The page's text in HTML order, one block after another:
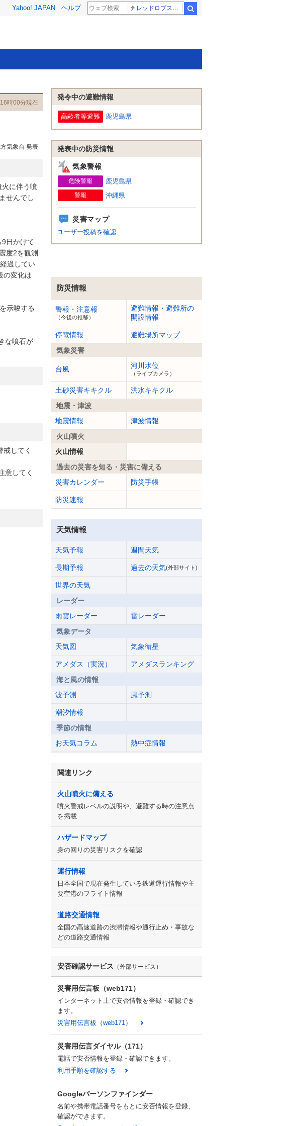
Yahoo! JAPAN ヘルプ
時00分現在
気象台 発表
に伴う噴
せんでし
日かけて
度2を観測
過してい
の変化は
示唆する
な噴石が
してく
意してく
発令中の避難情報
高齢者等避難 鹿児島県
発表中の防災情報
気象警報
危険警報 鹿児島県
警報 沖縄県
災害マップ
ユーザー投稿を確認
防災情報
警報・注意報
（今後の推移）
避難情報・避難所の
開設情報
停電情報
避難場所マップ
気象災害
台風 河川水位
（ライブカメラ）
土砂災害キキクル
洪水キキクル
地震・津波
地震情報
津波情報
火山噴火
火山情報
過去の災害を知る・災害に備える
災害カレンダー
防災手帳
防災速報
天気情報
天気予報 週間天気
長期予報 過去の天気(外部サイト)
世界の天気
レーダー
雨雲レーダー
雷レーダー
気象データ
天気図
気象衛星
アメダス（実況）
アメダスランキング
海と風の情報
波予測
風予測
潮汐情報
季節の情報
お天気コラム
熱中症情報
関連リンク
火山噴火に備える
噴火警戒レベルの説明や、避難する時の注意点
を掲載
ハザードマップ
身の回りの災害リスクを確認
運行情報
日本全国で現在発生している鉄道運行情報や主
要空港のフライト情報
道路交通情報
全国の高速道路の渋滞情報や通行止め・事故な
どの道路交通情報
安否確認サービス （外部サービス）
災害用伝言板（web171）
インターネット上で安否情報を登録・確認でき
ます。
災害用伝言板（web171）
災害用伝言ダイヤル（171）
電話で安否情報を登録・確認できます。
利用手順を確認する
Googleパーソンファインダー
名前や携帯電話番号をもとに安否情報を登録、
確認ができます。